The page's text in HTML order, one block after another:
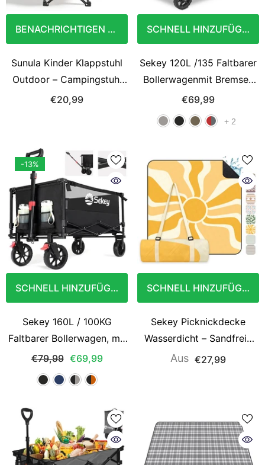
BENACHRICHTIGEN SIE MICH
Sunula Kinder Klappstuhl
Outdoor – Campingstuhl
mit Löwe-Motiv Gelb &
& Camping
€20,99
SCHNELL HINZUFÜGEN
Sekey 120L /135 Faltbarer
Bollerwagenmit Bremsen
Handwagen Geländereifen
€69,99
+ 2
-13%
SCHNELL HINZUFÜGEN
Sekey 160L / 100KG
Faltbarer Bollerwagen, mit
Praktischem
Reißverschluss
€79,99 €69,99
SCHNELL HINZUFÜGEN
Sekey Picknickdecke
Wasserdicht – Sandfreie
Stranddecke mit Sonnen-
Camping und Strand
Aus €27,99